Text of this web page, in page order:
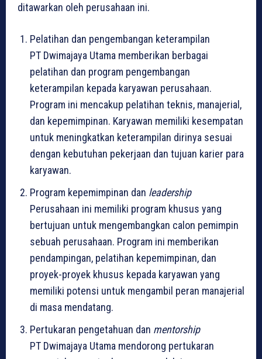
ditawarkan oleh perusahaan ini.
Pelatihan dan pengembangan keterampilan
PT Dwimajaya Utama memberikan berbagai
pelatihan dan program pengembangan
keterampilan kepada karyawan perusahaan.
Program ini mencakup pelatihan teknis, manajerial,
dan kepemimpinan. Karyawan memiliki kesempatan
untuk meningkatkan keterampilan dirinya sesuai
dengan kebutuhan pekerjaan dan tujuan karier para
karyawan.
Program kepemimpinan dan leadership
Perusahaan ini memiliki program khusus yang
bertujuan untuk mengembangkan calon pemimpin
sebuah perusahaan. Program ini memberikan
pendampingan, pelatihan kepemimpinan, dan
proyek-proyek khusus kepada karyawan yang
memiliki potensi untuk mengambil peran manajerial
di masa mendatang.
Pertukaran pengetahuan dan mentorship
PT Dwimajaya Utama mendorong pertukaran